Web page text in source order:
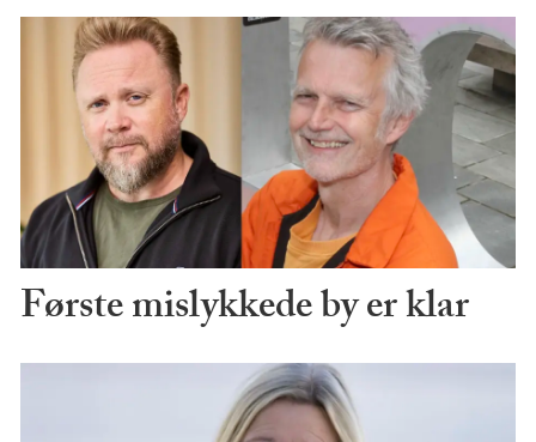
Første mislykkede by er klar